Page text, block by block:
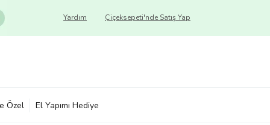
Çiçeksepeti'nde Satış Yap
Yardım
Özel El Yapımı Hediye